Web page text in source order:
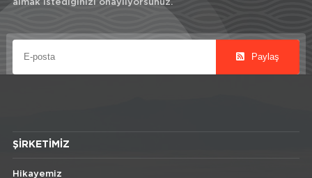
almak istediğinizi onaylıyorsunuz.
Paylaş
ŞIRKETIMIZ
Hikayemiz